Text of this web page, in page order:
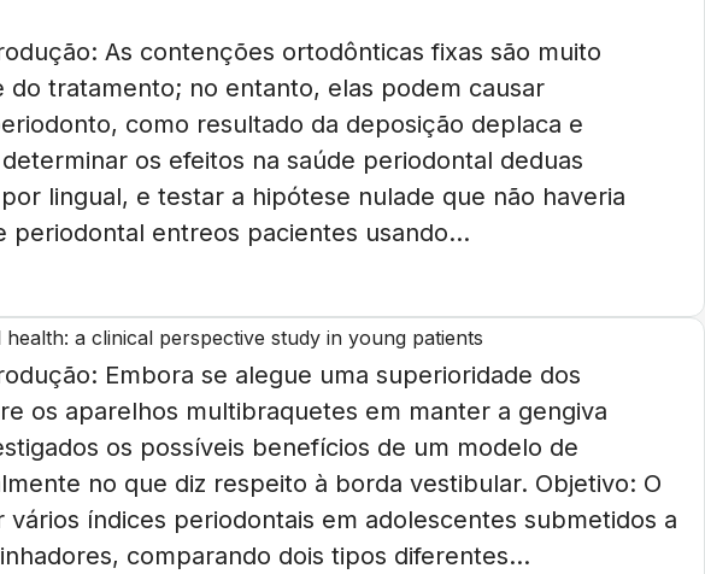
As contenções ortodônticas fixas são muito
do tratamento; no entanto, elas podem causar
como resultado da deposição deplaca e
os efeitos na saúde periodontal deduas
lingual, e testar a hipótese nulade que não haveria
periodontal entreos pacientes usando...
a clinical perspective study in young patients
Embora se alegue uma superioridade dos
os aparelhos multibraquetes em manter a gengiva
os possíveis benefícios de um modelo de
no que diz respeito à borda vestibular. Objetivo: O
índices periodontais em adolescentes submetidos a
comparando dois tipos diferentes...